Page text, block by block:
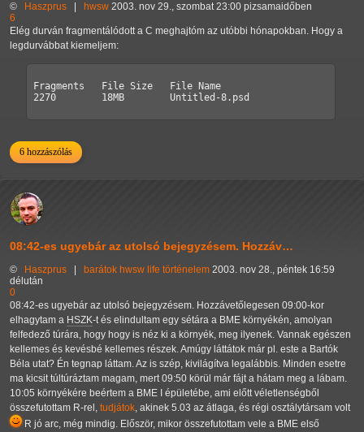
© Haszprus hwsw 2003. nov 29., szombat 23:00 pizsamaidőben
6
Elég durván fragmentálódott a C meghajtóm az utóbbi hónapokban. Hogy a
legdurvábbat kiemeljem:
Fragments   File Size	File Name
2270        18MB        Untitled-8.psd
6 hozzászólás
08:42-es ugyebár az utolsó bejegyzésem. Hozzáv…
© Haszprus barátok hwsw life történelem 2003. nov 28., péntek 16:59
délután
0
08:42-es ugyebár az utolsó bejegyzésem. Hozzávetőlegesen 09:00-kor
elhagytam a HSZK-t és elindultam egy sétára a BME környékén, amolyan
felfedező túrára, hogy hogy is néz ki a környék, meg ilyenek. Vannak egészen
kellemes és kevésbé kellemes részek. Amúgy láttátok már pl. este a Bartók
Béla utat? Én tegnap láttam. Az is szép, kivilágítva legalábbis. Minden esetre
ma kicsit túltúráztam magam, mert 09:50 körül már fájt a hátam meg a lábam.
10:05 környékére beértem a BME I épületébe, ami előtt véletlenségből
összefutottam R-rel, tudjátok, akinek 5.03 az átlaga, és régi osztálytársam volt
R jó arc, még mindig. Először, mikor összefutottam vele a BME első